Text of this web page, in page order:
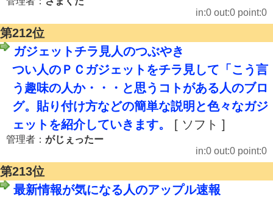
in:0 out:0 point:0
第212位
ガジェットチラ見人のつぶやき
つい人のＰＣガジェットをチラ見して「こう言
う趣味の人か・・・と思うコトがある人のブロ
グ。貼り付け方などの簡単な説明と色々なガジ
ェットを紹介していきます。
[ ソフト ]
管理者： がじぇったー
in:0 out:0 point:0
第213位
最新情報が気になる人のアップル速報